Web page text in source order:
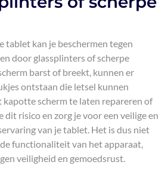
tablet kan je beschermen tegen
door glassplinters of scherpe
barst of breekt, kunnen er
ontstaan die letsel kunnen
scherm te laten repareren of
dit risico en zorg je voor een veilige en
van je tablet. Het is dus niet
functionaliteit van het apparaat,
veiligheid en gemoedsrust.